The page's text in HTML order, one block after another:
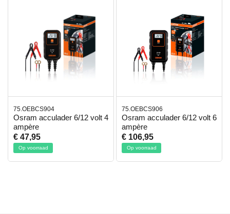
75.OEBCS904
Osram acculader 6/12 volt 4
ampère
€ 47,95
Op voorraad
75.OEBCS906
Osram acculader 6/12 volt 6
ampère
€ 106,95
Op voorraad